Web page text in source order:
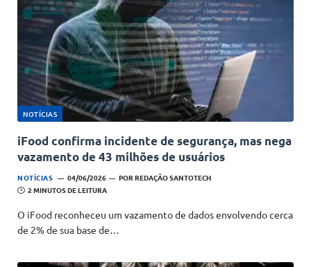
NOTÍCIAS
iFood confirma incidente de segurança, mas nega
vazamento de 43 milhões de usuários
NOTÍCIAS 04/06/2026 POR REDAÇÃO SANTOTECH
2 MINUTOS DE LEITURA
O iFood reconheceu um vazamento de dados envolvendo cerca
de 2% de sua base de…